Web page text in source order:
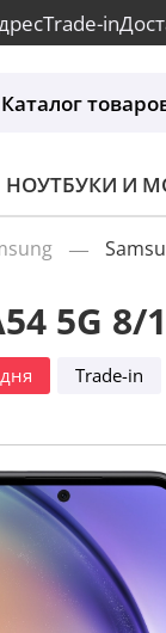
Trade-in
Каталог
НОУТБУКИ И
Trade-in
5G